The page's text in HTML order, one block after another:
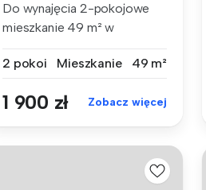
Do wynajęcia 2-pokojowe
mieszkanie 49 m² w
2 pokoi
Mieszkanie 49 m²
1 900 zł Zobacz więcej